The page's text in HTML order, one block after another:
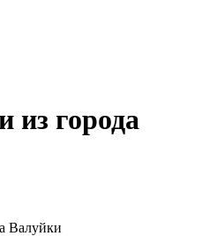
из города
Валуйки